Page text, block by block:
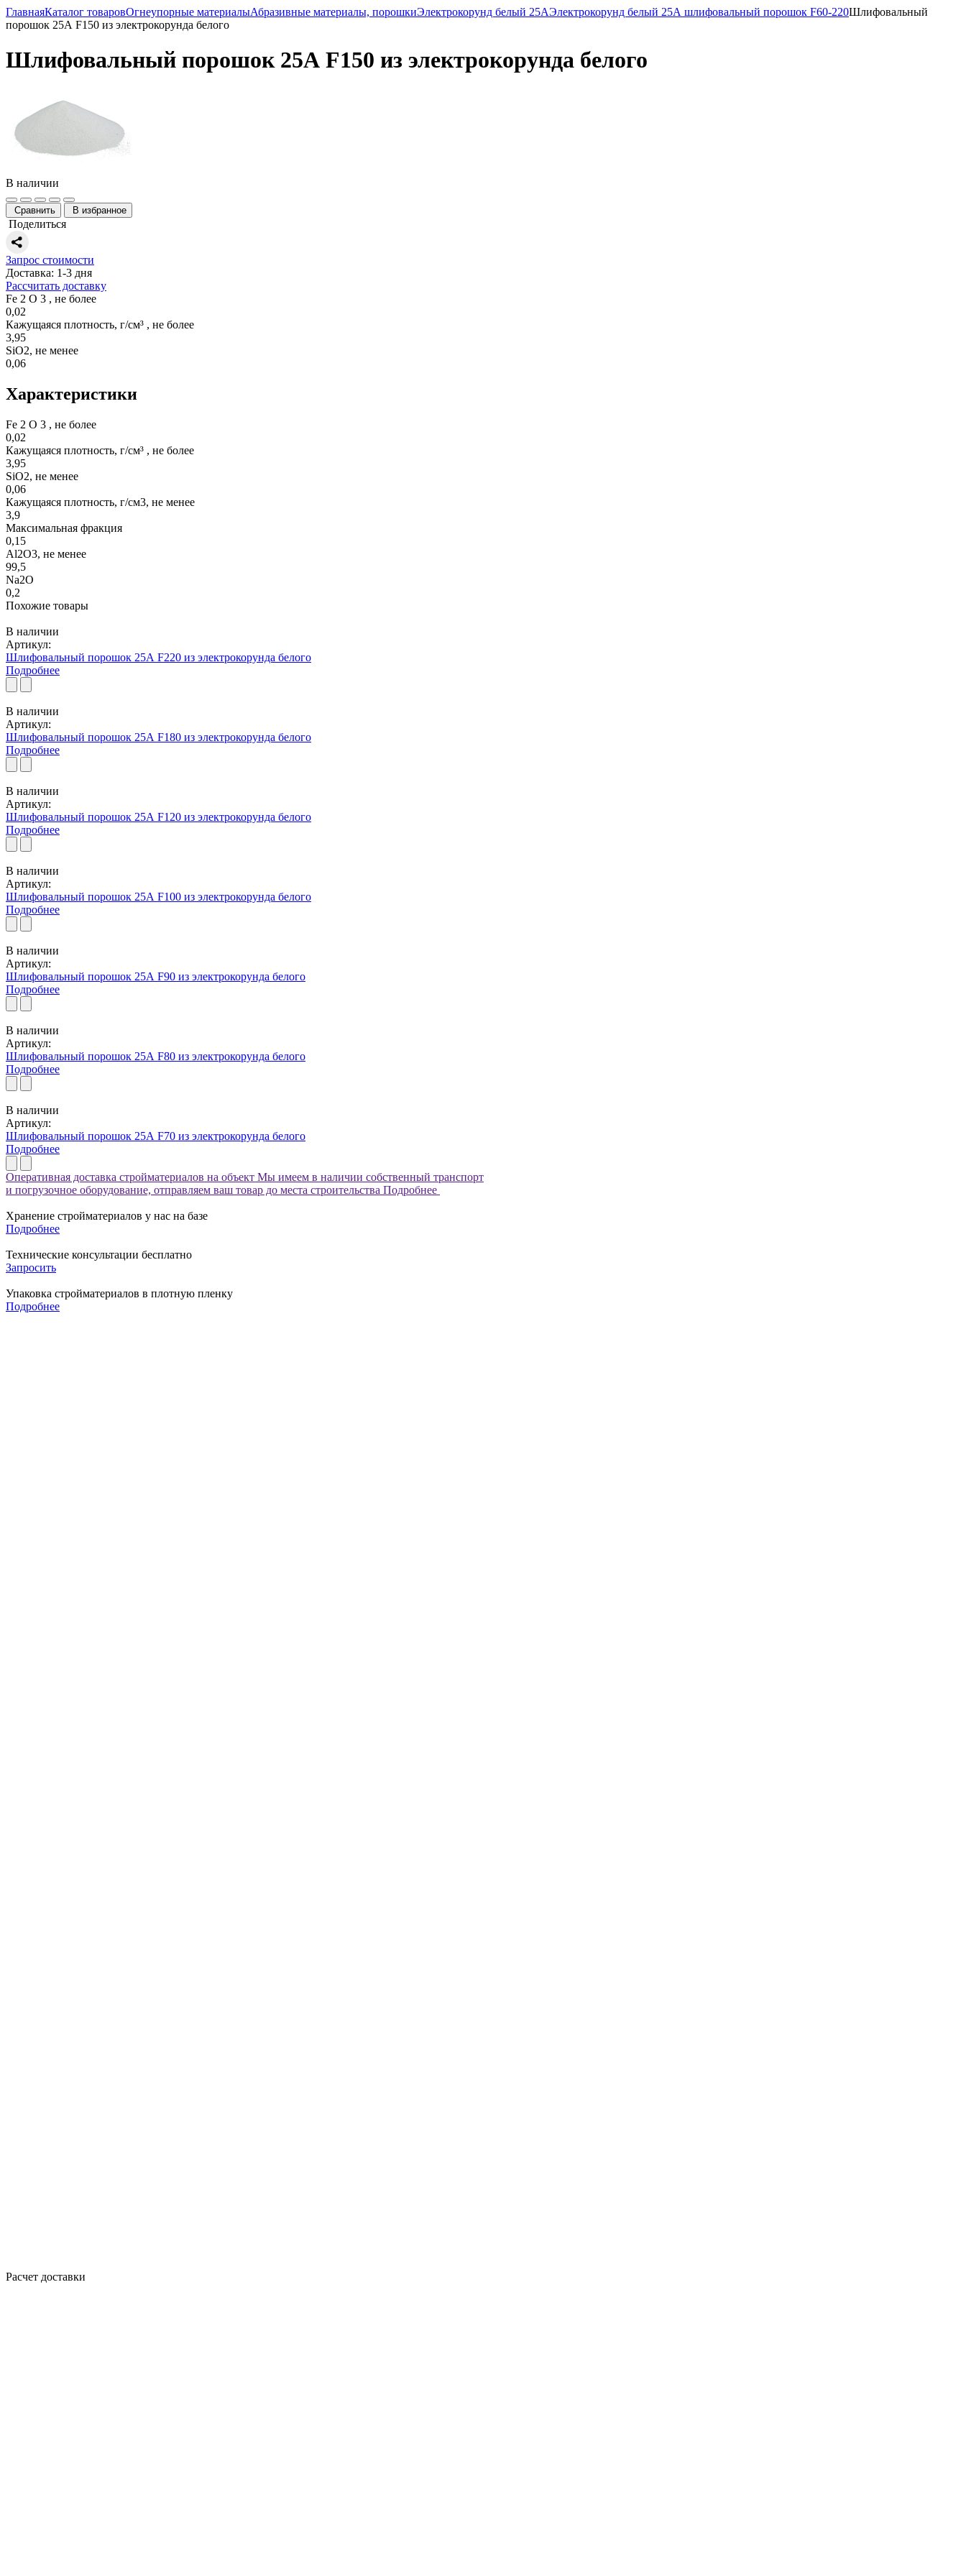
ГлавнаяКаталог товаровОгнеупорные материалыАбразивные материалы, порошкиЭлектрокорунд белый 25АЭлектрокорунд белый 25А шлифовальный порошок F60-220Шлифовальный
порошок 25А F150 из электрокорунда белого
Шлифовальный порошок 25А F150 из электрокорунда белого
В наличии
Сравнить В избранное
Поделиться
Запрос стоимости
Доставка: 1-3 дня
Рассчитать доставку
Fe 2 O 3 , не более
0,02
Кажущаяся плотность, г/см³ , не более
3,95
SiO2, не менее
0,06
Характеристики
Fe 2 O 3 , не более
0,02
Кажущаяся плотность, г/см³ , не более
3,95
SiO2, не менее
0,06
Кажущаяся плотность, г/см3, не менее
3,9
Максимальная фракция
0,15
Al2O3, не менее
99,5
Na2O
0,2
Похожие товары
В наличии
Артикул:
Шлифовальный порошок 25А F220 из электрокорунда белого
Подробнее
В наличии
Артикул:
Шлифовальный порошок 25А F180 из электрокорунда белого
Подробнее
В наличии
Артикул:
Шлифовальный порошок 25А F120 из электрокорунда белого
Подробнее
В наличии
Артикул:
Шлифовальный порошок 25А F100 из электрокорунда белого
Подробнее
В наличии
Артикул:
Шлифовальный порошок 25А F90 из электрокорунда белого
Подробнее
В наличии
Артикул:
Шлифовальный порошок 25А F80 из электрокорунда белого
Подробнее
В наличии
Артикул:
Шлифовальный порошок 25А F70 из электрокорунда белого
Подробнее
Оперативная доставка стройматериалов на объект Мы имеем в наличии собственный транспорт
и погрузочное оборудование, отправляем ваш товар до места строительства Подробнее
Хранение стройматериалов у нас на базе
Подробнее
Технические консультации бесплатно
Запросить
Упаковка стройматериалов в плотную пленку
Подробнее
Расчет доставки